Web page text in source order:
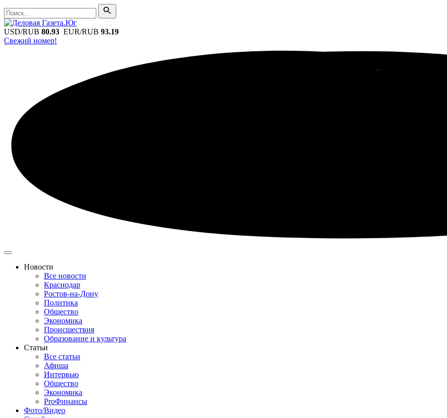
Поиск
Поиск
USD/RUB 80.93 EUR/RUB 93.19
Свежий номер!
Новости
Все новости
Краснодар
Ростов-на-Дону
Политика
Общество
Экономика
Происшествия
Образование и культура
Статьи
Все статьи
Афиша
Интервью
Общество
Экономика
ProФинансы
Фото/Видео